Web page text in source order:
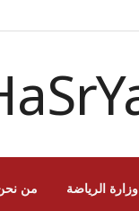
وزارة الرياضة من